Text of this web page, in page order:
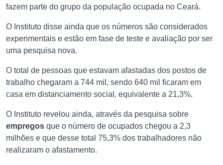
fazem parte do grupo da população ocupada no Ceará.
O Instituto disse ainda que os números são considerados
experimentais e estão em fase de teste e avaliação por ser
uma pesquisa nova.
O total de pessoas que estavam afastadas dos postos de
trabalho chegaram a 744 mil, sendo 640 mil ficaram em
casa em distanciamento social, equivalente a 21,3%.
O Instituto revelou ainda, através da pesquisa sobre
empregos que o número de ocupados chegou a 2,3
milhões e que desse total 75,3% dos trabalhadores não
realizaram o afastamento.